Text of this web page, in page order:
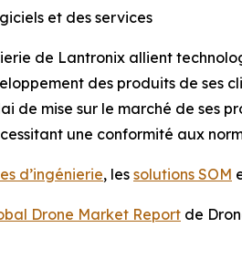
et des services
de Lantronix allient
des produits de ses
de mise sur le marché de ses
une conformité aux
d’ingénierie, les solutions SOM
Drone Market Report de